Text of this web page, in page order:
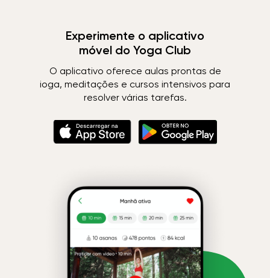
Experimente o aplicativo
móvel do Yoga Club
O aplicativo oferece aulas prontas de
ioga, meditações e cursos intensivos para
resolver várias tarefas.